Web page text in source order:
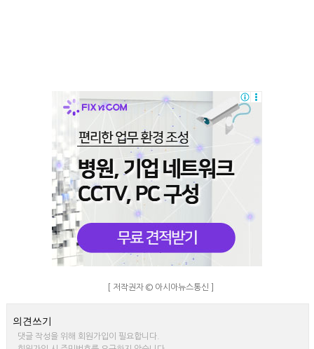
[ 저작권자 © 아시아뉴스통신 ]
의견쓰기
댓글 작성을 위해 회원가입이 필요합니다.